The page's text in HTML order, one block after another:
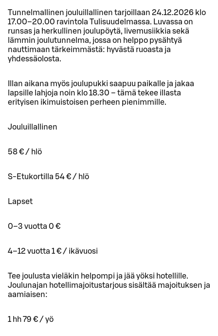
Tunnelmallinen jouluillallinen tarjoillaan 24.12.2026 klo
17.00–20.00 ravintola Tulisuudelmassa. Luvassa on
runsas ja herkullinen joulupöytä, livemusiikkia sekä
lämmin joulutunnelma, jossa on helppo pysähtyä
nauttimaan tärkeimmästä: hyvästä ruoasta ja
yhdessäolosta.
Illan aikana myös joulupukki saapuu paikalle ja jakaa
lapsille lahjoja noin klo 18.30 – tämä tekee illasta
erityisen ikimuistoisen perheen pienimmille.
Jouluillallinen
58 € / hlö
S-Etukortilla 54 € / hlö
Lapset
0–3 vuotta 0 €
4–12 vuotta 1 € / ikävuosi
Tee joulusta vieläkin helpompi ja jää yöksi hotellille.
Joulunajan hotellimajoitustarjous sisältää majoituksen ja
aamiaisen:
1 hh 79 € / yö